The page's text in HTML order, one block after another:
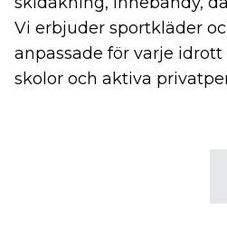
Vi erbjuder sportkläder
anpassade för varje idrott
skolor och aktiva